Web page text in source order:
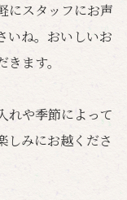
にスタッフにお声
いね。おいしいお
ます。
れや季節によって
しみにお越くださ